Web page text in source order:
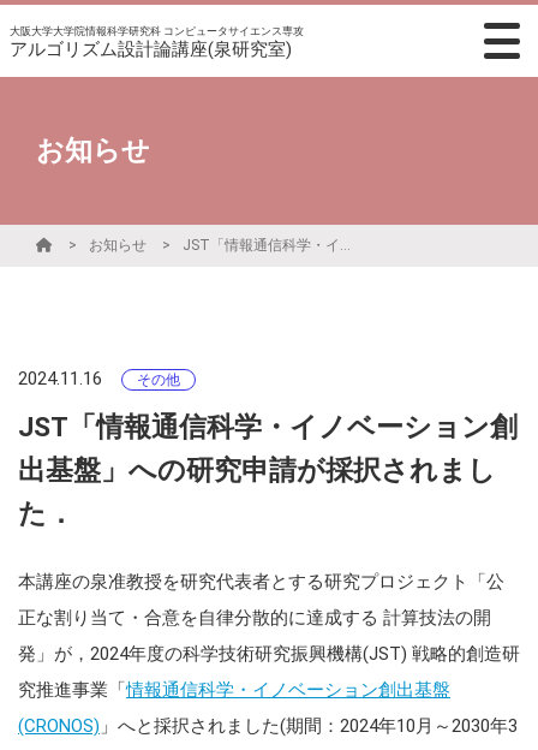
大阪大学大学院情報科学研究科 コンピュータサイエンス専攻
アルゴリズム設計論講座(泉研究室)
お知らせ
お知らせ JST「情報通信科学・イノベーション創出基盤」への研究申請が採択されました．
2024.11.16 その他
JST「情報通信科学・イノベーション創
出基盤」への研究申請が採択されまし
た．
本講座の泉准教授を研究代表者とする研究プロジェクト「公
正な割り当て・合意を自律分散的に達成する 計算技法の開
発」が，2024年度の科学技術研究振興機構(JST) 戦略的創造研
究推進事業「情報通信科学・イノベーション創出基盤
(CRONOS) 」へと採択されました(期間：2024年10月～2030年3